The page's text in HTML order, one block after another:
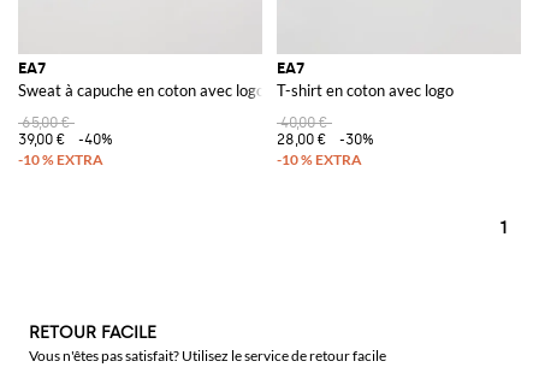
EA7
Sweat à capuche en coton avec logo
65,00 €
39,00 €
-40%
EA7
T-shirt en coton avec logo
40,00 €
28,00 €
-30%
1
RETOUR FACILE
Vous n'êtes pas satisfait? Utilisez le service de retour facile